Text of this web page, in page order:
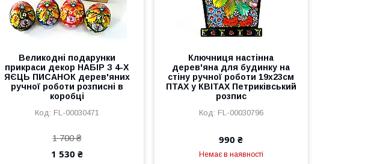
Великодні подарунки
прикраси декор НАБІР З 4-Х
ЯЄЦЬ ПИСАНОК дерев'яних
ручної роботи розписні в
коробці
FL-00030471
1 700 ₴
1 530 ₴
Ключниця настінна
дерев'яна для будинку на
стіну ручної роботи 19х23см
ПТАХ у КВІТАХ Петриківський
розпис
FL-00030796
990 ₴
Немає в наявності